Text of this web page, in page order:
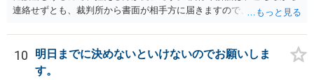
連絡せずとも、裁判所から書面が相手方に届きますので、連絡不要で
いのであれば、調停や訴訟をするしかないかと思います。
10
明日までに決めないといけないのでお願いしま
す。